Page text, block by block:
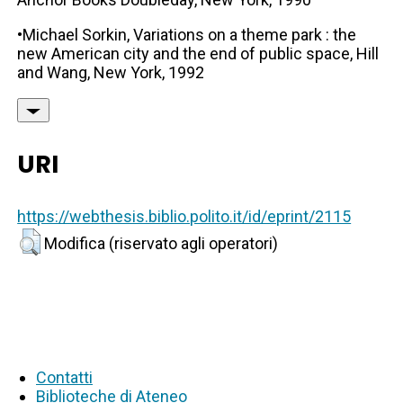
•Michael Sorkin, Variations on a theme park : the
new American city and the end of public space, Hill
and Wang, New York, 1992
URI
https://webthesis.biblio.polito.it/id/eprint/2115
Modifica (riservato agli operatori)
Contatti
Biblioteche di Ateneo